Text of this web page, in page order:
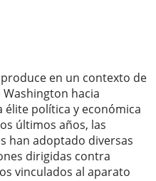
en un contexto de
hacia
élite política y económica
últimos años, las
han adoptado diversas
dirigidas contra
vinculados al aparato